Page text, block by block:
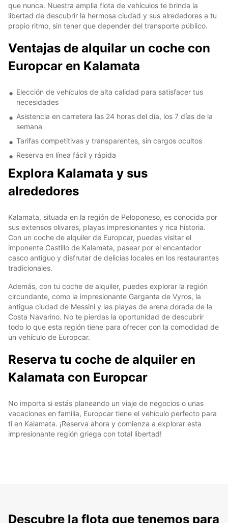
que nunca. Nuestra amplia flota de vehículos te brinda la
libertad de descubrir la hermosa ciudad y sus alrededores a tu
propio ritmo, sin tener que depender del transporte público.
Ventajas de alquilar un coche con
Europcar en Kalamata
Elección de vehículos de alta calidad para satisfacer tus
necesidades
Asistencia en carretera las 24 horas del día, los 7 días de la
semana
Tarifas competitivas y transparentes, sin cargos ocultos
Reserva en línea fácil y rápida
Explora Kalamata y sus
alrededores
Kalamata, situada en la región de Peloponeso, es conocida por
sus extensos olivares, playas impresionantes y rica historia.
Con un coche de alquiler de Europcar, puedes visitar el
imponente Castillo de Kalamata, pasear por el encantador
casco antiguo y disfrutar de delicias locales en los restaurantes
tradicionales.
Además, con tu coche de alquiler, puedes explorar la región
circundante, como la impresionante Garganta de Vyros, la
antigua ciudad de Messini y las playas de arena dorada de la
Costa Navarino. No te pierdas la oportunidad de descubrir
todo lo que esta región tiene para ofrecer con la comodidad de
un vehículo de Europcar.
Reserva tu coche de alquiler en
Kalamata con Europcar
No importa si estás planeando un viaje de negocios o unas
vacaciones en familia, Europcar tiene el vehículo perfecto para
ti en Kalamata. ¡Reserva ahora y comienza a explorar esta
impresionante región griega con total libertad!
Descubre la flota que tenemos para